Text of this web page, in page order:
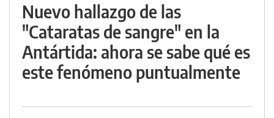
Nuevo hallazgo de las
"Cataratas de sangre" en la
Antártida: ahora se sabe qué es
este fenómeno puntualmente